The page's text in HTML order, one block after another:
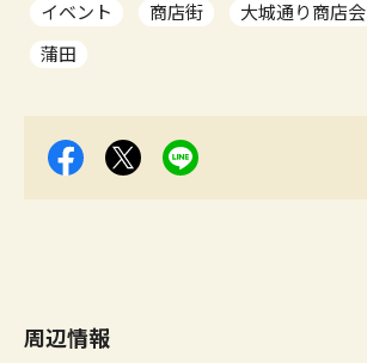
イベント 商店街 大城通り商店会
蒲田
周辺情報